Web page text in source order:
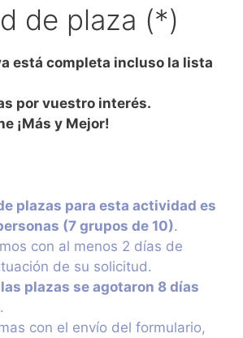
de plaza (*)
está completa incluso la lista
por vuestro interés.
¡Más y Mejor!
plazas para esta actividad es
(7 grupos de 10).
con al menos 2 días de
de su solicitud.
plazas se agotaron 8 días
.
con el envío del formulario,